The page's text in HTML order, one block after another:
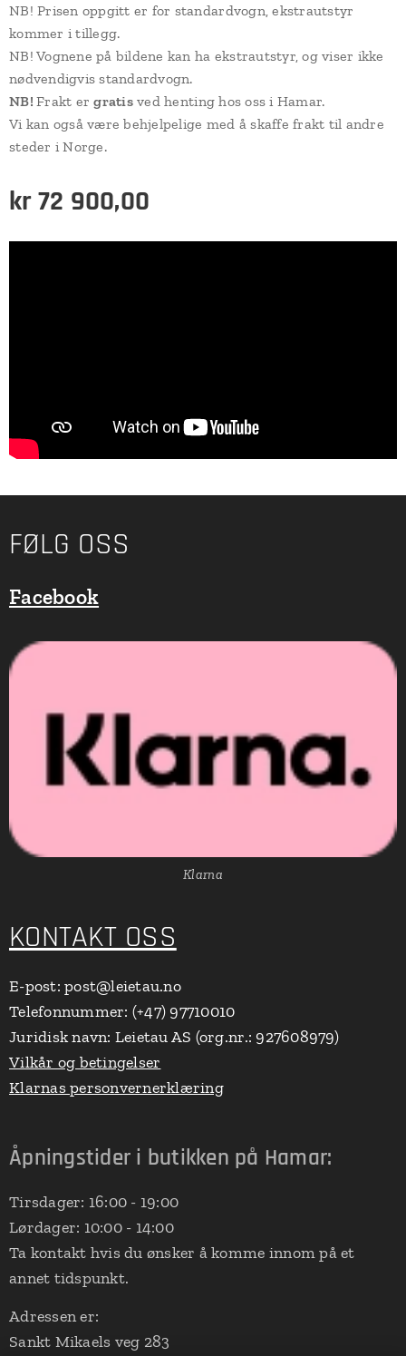
NB! Prisen oppgitt er for standardvogn, ekstrautstyr
kommer i tillegg.
NB! Vognene på bildene kan ha ekstrautstyr, og viser ikke
nødvendigvis standardvogn.
NB! Frakt ergratisved henting hos oss i Hamar.
Vi kan også være behjelpelige med å skaffe frakt til andre
steder i Norge.
kr72 900,00
FØLG OSS
Facebook
Klarna
KONTAKT OSS
E-post: post@leietau.no
Telefonnummer: (+47) 97710010
Juridisk navn: Leietau AS (org.nr.: 927608979)
Vilkår og betingelser
Klarnas personvernerklæring
Åpningstider i butikken på Hamar:
Tirsdager: 16:00 - 19:00
Lørdager: 10:00 - 14:00
Ta kontakt hvis du ønsker å komme innom på et
annet tidspunkt.
Adressen er:
Sankt Mikaels veg 283